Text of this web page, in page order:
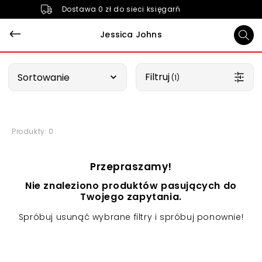
Dostawa 0 zł do sieci księgarń
Jessica Johns
Sortowanie Filtruj (1)
Produkty: 0
Przepraszamy!
Nie znaleziono produktów pasujących do
Twojego zapytania.
Spróbuj usunąć wybrane filtry i spróbuj ponownie!